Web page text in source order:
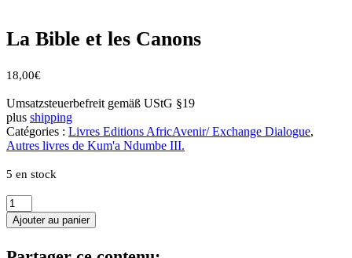
La Bible et les Canons
18,00€
Umsatzsteuerbefreit gemäß UStG §19
plus shipping
Catégories : Livres Editions AfricAvenir/ Exchange Dialogue,
Autres livres de Kum'a Ndumbe III.
5 en stock
quantité
de
La
Ajouter au panier